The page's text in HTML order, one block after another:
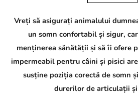
Vreți să asigurați animalului
un somn confortabil și sigur,
menținerea sănătății și să îi ofere
impermeabil pentru câini și pisici
susține poziția corectă de somn
durerilor de articulații